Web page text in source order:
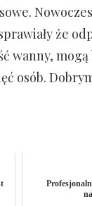
że
wanny,
osób.